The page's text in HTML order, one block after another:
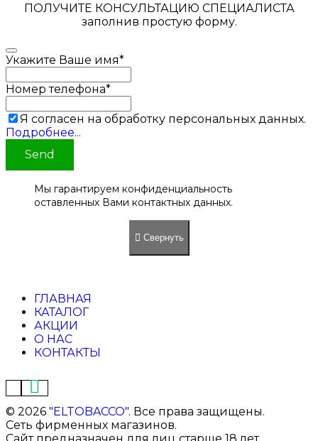
ПОЛУЧИТЕ КОНСУЛЬТАЦИЮ СПЕЦИАЛИСТА
заполнив простую форму.
Укажите Ваше имя*
Номер телефона*
Я согласен на обработку персональных данных.
Подробнее...
Send
Мы гарантируем конфиденциальность
оставленных Вами контактных данных.
Свернуть
ГЛАВНАЯ
КАТАЛОГ
АКЦИИ
О НАС
КОНТАКТЫ
© 2026 "ELTOBACCO". Все права защищены.
Сеть фирменных магазинов.